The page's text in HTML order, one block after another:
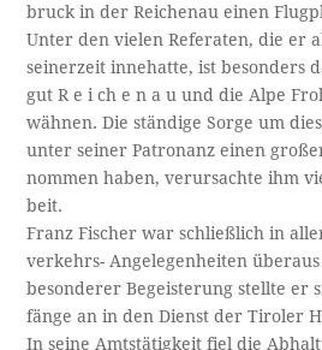
bruck in der Reichenau einen
Unter den vielen Referaten, die er
seinerzeit innehatte, ist besonders
gut R e i ch e n a u und die Alpe
wähnen. Die ständige Sorge um
unter seiner Patronanz einen
nommen haben, verursachte ihm
beit.
Franz Fischer war schließlich in
verkehrs- Angelegenheiten
besonderer Begeisterung stellte er
fänge an in den Dienst der Tiroler
In seine Amtstätigkeit fiel die